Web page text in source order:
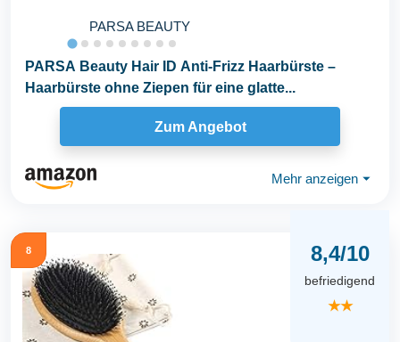
PARSA BEAUTY
PARSA Beauty Hair ID Anti-Frizz Haarbürste –
Haarbürste ohne Ziepen für eine glatte...
Zum Angebot
Mehr anzeigen ⏷
8 8,4/10
befriedigend
★★